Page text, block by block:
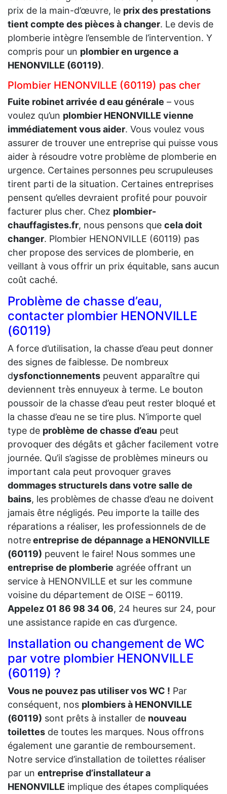
prix de la main-d’œuvre, le prix des prestations
tient compte des pièces à changer. Le devis de
plomberie intègre l’ensemble de l’intervention. Y
compris pour un plombier en urgence a
HENONVILLE (60119).
Plombier HENONVILLE (60119) pas cher
Fuite robinet arrivée d eau générale – vous
voulez qu’un plombier HENONVILLE vienne
immédiatement vous aider. Vous voulez vous
assurer de trouver une entreprise qui puisse vous
aider à résoudre votre problème de plomberie en
urgence. Certaines personnes peu scrupuleuses
tirent parti de la situation. Certaines entreprises
pensent qu’elles devraient profité pour pouvoir
facturer plus cher. Chez plombier-
chauffagistes.fr, nous pensons que cela doit
changer. Plombier HENONVILLE (60119) pas
cher propose des services de plomberie, en
veillant à vous offrir un prix équitable, sans aucun
coût caché.
Problème de chasse d’eau,
contacter plombier HENONVILLE
(60119)
A force d’utilisation, la chasse d’eau peut donner
des signes de faiblesse. De nombreux
dysfonctionnements peuvent apparaître qui
deviennent très ennuyeux à terme. Le bouton
poussoir de la chasse d’eau peut rester bloqué et
la chasse d’eau ne se tire plus. N’importe quel
type de problème de chasse d’eau peut
provoquer des dégâts et gâcher facilement votre
journée. Qu’il s’agisse de problèmes mineurs ou
important cala peut provoquer graves
dommages structurels dans votre salle de
bains, les problèmes de chasse d’eau ne doivent
jamais être négligés. Peu importe la taille des
réparations a réaliser, les professionnels de de
notreentreprise de dépannage a HENONVILLE
(60119) peuvent le faire! Nous sommes une
entreprise de plomberie agréée offrant un
service à HENONVILLE et sur les commune
voisine du département de OISE – 60119.
Appelez 01 86 98 34 06, 24 heures sur 24, pour
une assistance rapide en cas d’urgence.
Installation ou changement de WC
par votre plombier HENONVILLE
(60119) ?
Vous ne pouvez pas utiliser vos WC ! Par
conséquent, nos plombiers à HENONVILLE
(60119) sont prêts à installer de nouveau
toilettes de toutes les marques. Nous offrons
également une garantie de remboursement.
Notre service d’installation de toilettes réaliser
par un entreprise d’installateur a
HENONVILLE implique des étapes compliquées